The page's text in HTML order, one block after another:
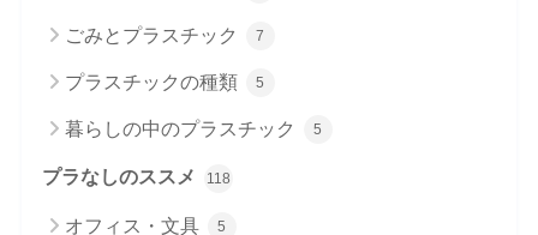
ごみとプラスチック 7
プラスチックの種類 5
暮らしの中のプラスチック 5
プラなしのススメ 118
オフィス・文具 5